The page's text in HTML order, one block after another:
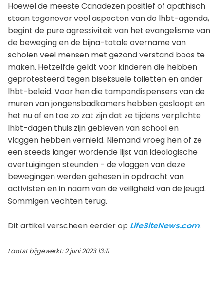
Hoewel de meeste Canadezen positief of apathisch
staan tegenover veel aspecten van de lhbt-agenda,
begint de pure agressiviteit van het evangelisme van
de beweging en de bijna-totale overname van
scholen veel mensen met gezond verstand boos te
maken. Hetzelfde geldt voor kinderen die hebben
geprotesteerd tegen biseksuele toiletten en ander
lhbt-beleid. Voor hen die tampondispensers van de
muren van jongensbadkamers hebben gesloopt en
het nu af en toe zo zat zijn dat ze tijdens verplichte
lhbt-dagen thuis zijn gebleven van school en
vlaggen hebben vernield. Niemand vroeg hen of ze
een steeds langer wordende lijst van ideologische
overtuigingen steunden - de vlaggen van deze
bewegingen werden gehesen in opdracht van
activisten en in naam van de veiligheid van de jeugd.
Sommigen vechten terug.
Dit artikel verscheen eerder op LifeSiteNews.com.
Laatst bijgewerkt: 2 juni 2023 13:11